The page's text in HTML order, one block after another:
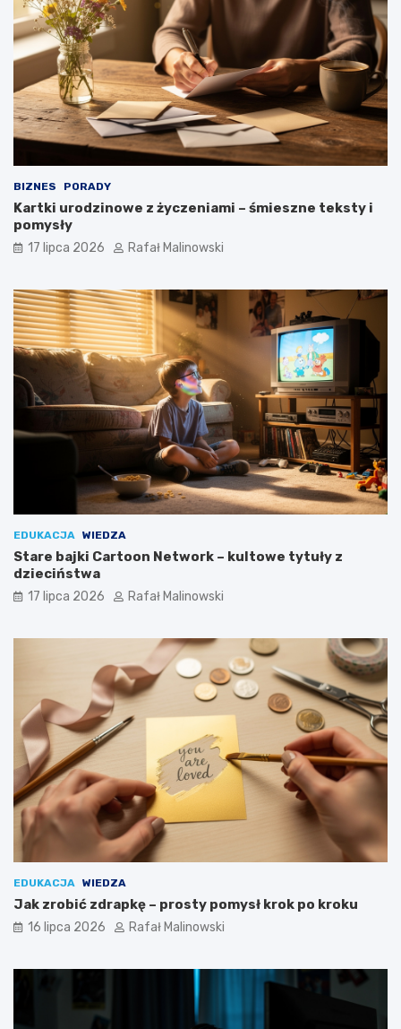
BIZNES PORADY
Kartki urodzinowe z życzeniami – śmieszne teksty i
pomysły
17 lipca 2026 Rafał Malinowski
EDUKACJA WIEDZA
Stare bajki Cartoon Network – kultowe tytuły z
dzieciństwa
17 lipca 2026 Rafał Malinowski
EDUKACJA WIEDZA
Jak zrobić zdrapkę – prosty pomysł krok po kroku
16 lipca 2026 Rafał Malinowski